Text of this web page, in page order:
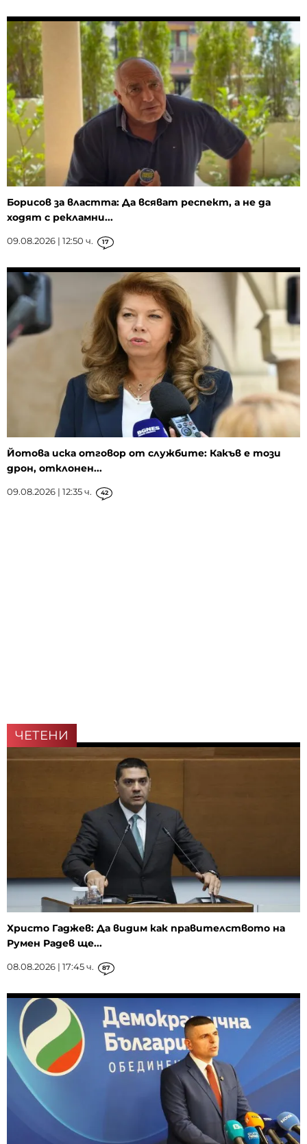
Борисов за властта: Да всяват респект, а не да
ходят с рекламни...
09.08.2026 | 12:50 ч. 17
Йотова иска отговор от службите: Какъв е този
дрон, отклонен...
09.08.2026 | 12:35 ч. 42
ЧЕТЕНИ
Христо Гаджев: Да видим как правителството на
Румен Радев ще...
08.08.2026 | 17:45 ч. 87